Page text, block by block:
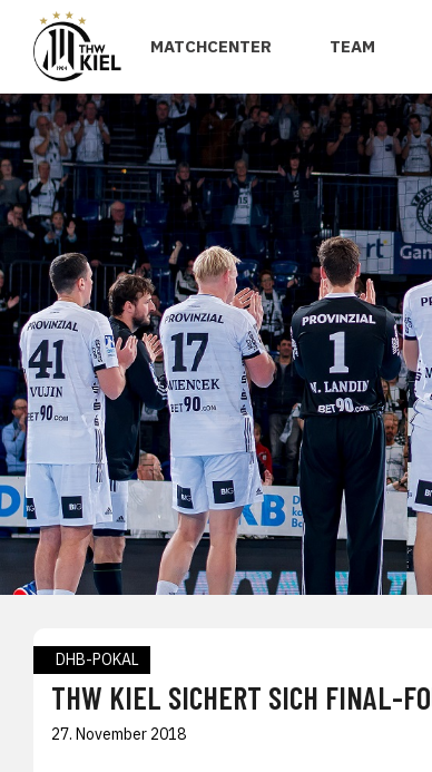
MATCHCENTER TEAM
DHB-POKAL
THW KIEL SICHERT SICH FINAL-
27. November 2018